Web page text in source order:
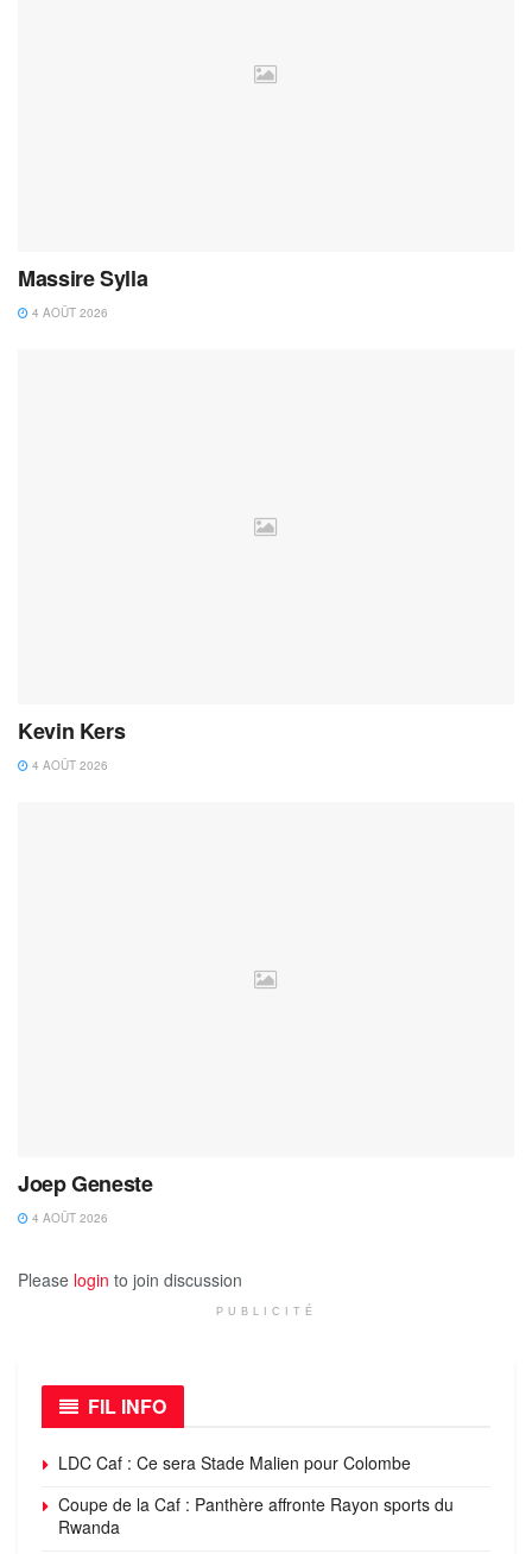
Massire Sylla
4 AOÛT 2026
Kevin Kers
4 AOÛT 2026
Joep Geneste
4 AOÛT 2026
Please login to join discussion
PUBLICITÉ
FIL INFO
LDC Caf : Ce sera Stade Malien pour Colombe
Coupe de la Caf : Panthère affronte Rayon sports du
Rwanda